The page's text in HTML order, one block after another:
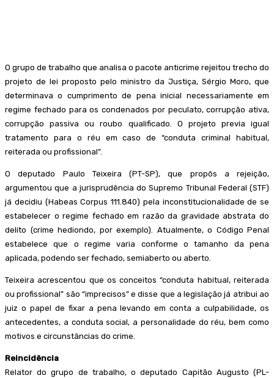
O grupo de trabalho que analisa o pacote anticrime rejeitou trecho do
projeto de lei proposto pelo ministro da Justiça, Sérgio Moro, que
determinava o cumprimento de pena inicial necessariamente em
regime fechado para os condenados por peculato, corrupção ativa,
corrupção passiva ou roubo qualificado. O projeto previa igual
tratamento para o réu em caso de “conduta criminal habitual,
reiterada ou profissional”.
O deputado Paulo Teixeira (PT-SP), que propôs a rejeição,
argumentou que a jurisprudência do Supremo Tribunal Federal (STF)
já decidiu (Habeas Corpus 111.840) pela inconstitucionalidade de se
estabelecer o regime fechado em razão da gravidade abstrata do
delito (crime hediondo, por exemplo). Atualmente, o Código Penal
estabelece que o regime varia conforme o tamanho da pena
aplicada, podendo ser fechado, semiaberto ou aberto.
Teixeira acrescentou que os conceitos “conduta habitual, reiterada
ou profissional” são “imprecisos” e disse que a legislação já atribui ao
juiz o papel de fixar a pena levando em conta a culpabilidade, os
antecedentes, a conduta social, a personalidade do réu, bem como
motivos e circunstâncias do crime.
Reincidência
Relator do grupo de trabalho, o deputado Capitão Augusto (PL-